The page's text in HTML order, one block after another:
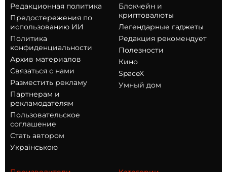
Редакционная политика
Предостережения по
использованию ИИ
Политика
конфиденциальности
Архив материалов
Связаться с нами
Разместить рекламу
Партнерам и
рекламодателям
Пользовательское
соглашение
Стать автором
Українською
Блокчейн и
криптовалюты
Легендарные гаджеты
Редакция рекомендует
Полезности
Кино
SpaceX
Умный дом